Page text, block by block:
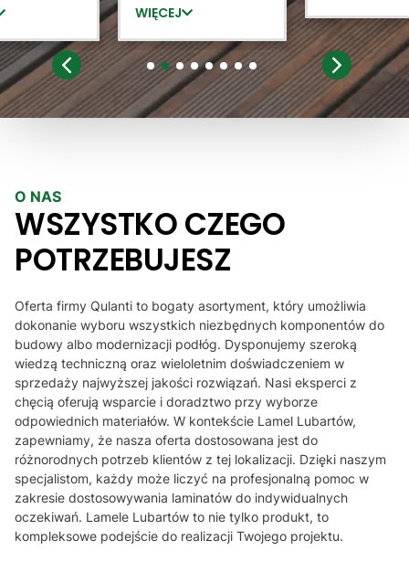
Góralskie
sprzedający staną na
dokonał wymiany.
Lamele dobrej jakości,
serdecznie polecam :)
WIĘCEJ
który potrafił
jak
służył
zainteresował
Wysyłka
ekspresowo.
1 2 3 4 5 6 7 8
O NAS
WSZYSTKO CZEGO
POTRZEBUJESZ
Oferta firmy Qulanti to bogaty asortyment, który umożliwia
dokonanie wyboru wszystkich niezbędnych komponentów do
budowy albo modernizacji podłóg. Dysponujemy szeroką
wiedzą techniczną oraz wieloletnim doświadczeniem w
sprzedaży najwyższej jakości rozwiązań. Nasi eksperci z
chęcią oferują wsparcie i doradztwo przy wyborze
odpowiednich materiałów. W kontekście Lamel Lubartów,
zapewniamy, że nasza oferta dostosowana jest do
różnorodnych potrzeb klientów z tej lokalizacji. Dzięki naszym
specjalistom, każdy może liczyć na profesjonalną pomoc w
zakresie dostosowywania laminatów do indywidualnych
oczekiwań. Lamele Lubartów to nie tylko produkt, to
kompleksowe podejście do realizacji Twojego projektu.